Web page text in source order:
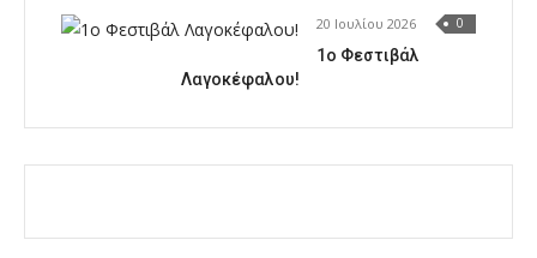
20 Ιουλίου 2026 0
1o Φεστιβάλ
Λαγοκέφαλου!